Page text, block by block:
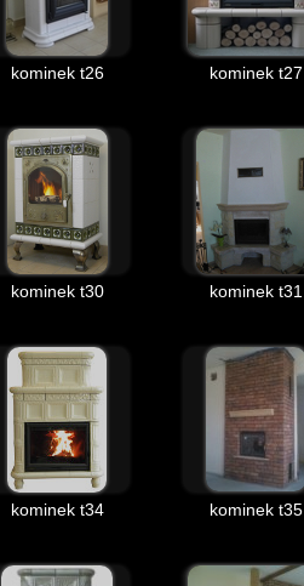
kominek t26 kominek t27
kominek t30 kominek t31
kominek t34 kominek t35